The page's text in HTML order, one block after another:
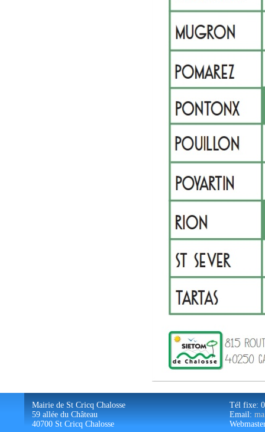
Mairie de St Cricq Chalosse
59 allée du Château
40700 St Cricq Chalosse
Tél fixe:
Email: